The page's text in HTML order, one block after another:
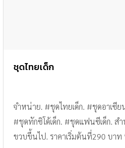
ชุดไทยเด็ก
จำหน่าย. #ชุดไทยเด็ก. #ชุดอาเซีย
#ชุดทักซิโด้เด็ก. #ชุดแฟนซีเด็ก. สำ
ขวบขึ้นไป. ราคาเริ่มต้นที่290 บาท